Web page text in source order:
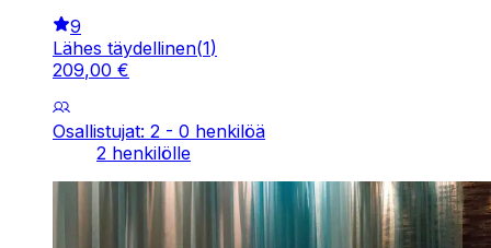
9
Lähes täydellinen(1)
209,00 €
Osallistujat: 2 - 0 henkilöä
2 henkilölle